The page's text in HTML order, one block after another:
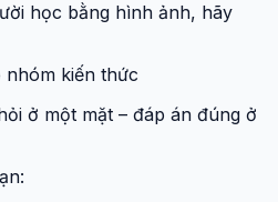
học bằng hình ảnh, hãy
kiến thức
ở một mặt – đáp án đúng ở